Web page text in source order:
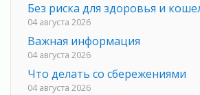
Без риска для здоровья и
04 августа 2026
Важная информация
04 августа 2026
Что делать со сбережениями
04 августа 2026